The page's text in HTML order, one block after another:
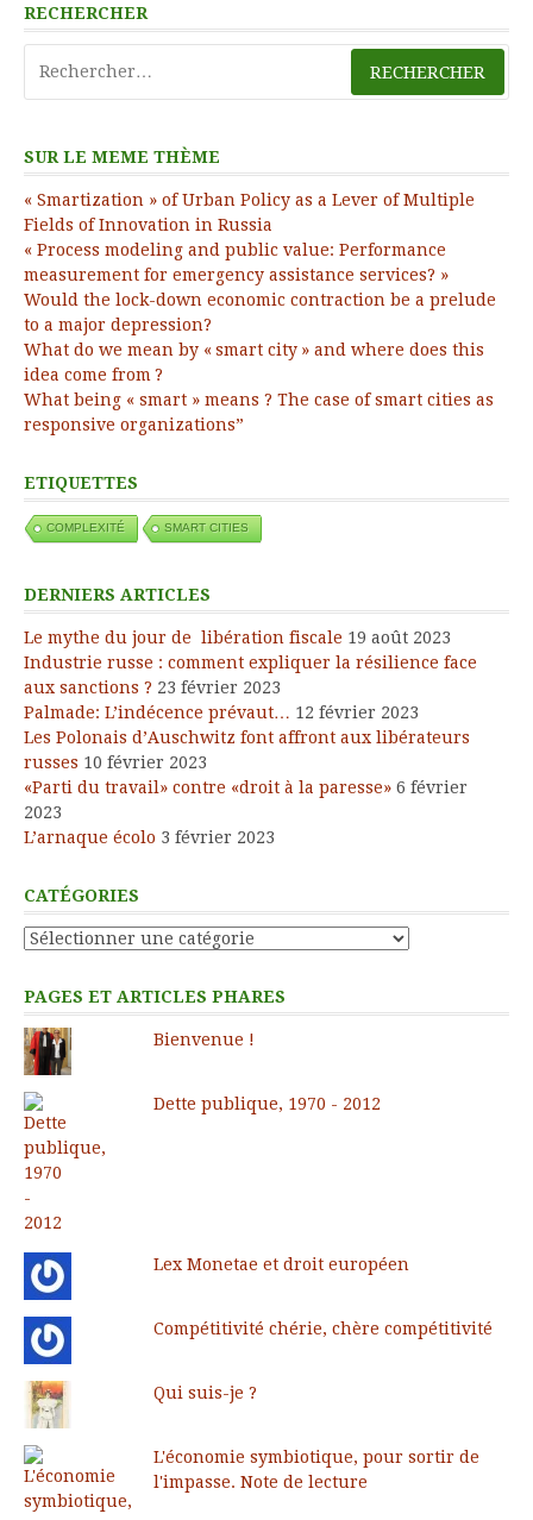
RECHERCHER
SUR LE MEME THÈME
« Smartization » of Urban Policy as a Lever of Multiple
Fields of Innovation in Russia
« Process modeling and public value: Performance
measurement for emergency assistance services? »
Would the lock-down economic contraction be a prelude
to a major depression?
What do we mean by « smart city » and where does this
idea come from ?
What being « smart » means ? The case of smart cities as
responsive organizations”
ETIQUETTES
COMPLEXITÉ SMART CITIES
DERNIERS ARTICLES
Le mythe du jour de libération fiscale 19 août 2023
Industrie russe : comment expliquer la résilience face
aux sanctions ? 23 février 2023
Palmade: L’indécence prévaut… 12 février 2023
Les Polonais d’Auschwitz font affront aux libérateurs
russes 10 février 2023
«Parti du travail» contre «droit à la paresse» 6 février
2023
L’arnaque écolo 3 février 2023
CATÉGORIES
Catégories
PAGES ET ARTICLES PHARES
Bienvenue !
Dette publique, 1970 - 2012
Lex Monetae et droit européen
Compétitivité chérie, chère compétitivité
Qui suis-je ?
L'économie symbiotique, pour sortir de
l'impasse. Note de lecture